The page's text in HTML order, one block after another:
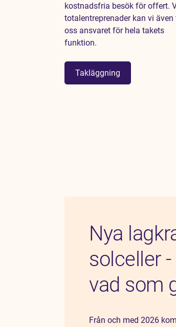
kostnadsfria besök för offert.
totalentreprenader kan vi även
oss ansvaret för hela takets
funktion.
Takläggning
Nya
solceller
vad som
Från och med 2026